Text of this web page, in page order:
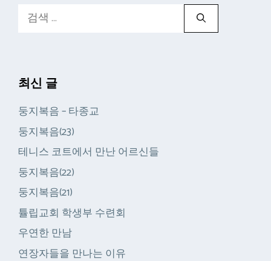
색:
최신 글
둥지복음 – 타종교
둥지복음(23)
테니스 코트에서 만난 어르신들
둥지복음(22)
둥지복음(21)
튤립교회 학생부 수련회
우연한 만남
연장자들을 만나는 이유